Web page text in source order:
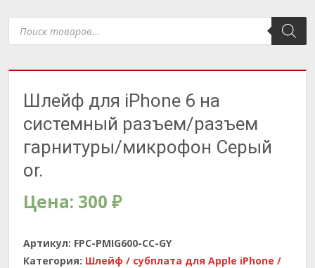
Поиск
товаров
Шлейф для iPhone 6 на
системный разъем/разъем
гарнитуры/микрофон Серый
or.
Цена: 300 ₽
Артикул: FPC-PMIG600-CC-GY
Категория: Шлейф / субплата для Apple iPhone /